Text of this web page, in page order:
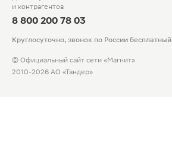
и контрагентов
8 800 200 78 03
Круглосуточно, звонок по России бесплатный
© Официальный сайт сети «Магнит».
2010-2026 АО «Тандер»